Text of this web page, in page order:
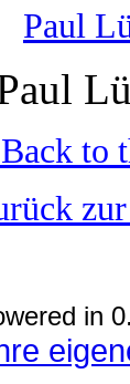
Paul
to
in